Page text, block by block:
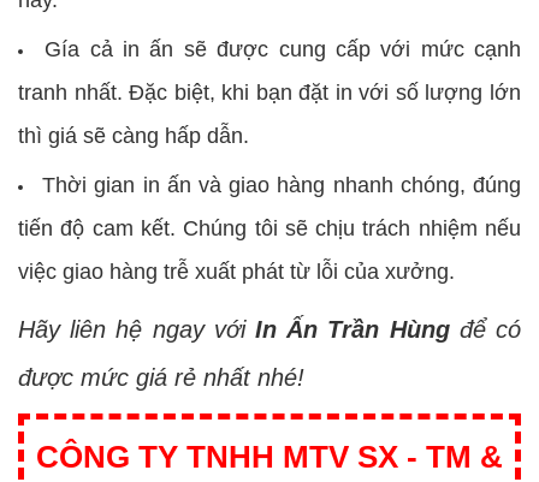
Gía cả in ấn sẽ được cung cấp với mức cạnh
tranh nhất. Đặc biệt, khi bạn đặt in với số lượng lớn
thì giá sẽ càng hấp dẫn.
Thời gian in ấn và giao hàng nhanh chóng, đúng
tiến độ cam kết. Chúng tôi sẽ chịu trách nhiệm nếu
việc giao hàng trễ xuất phát từ lỗi của xưởng.
Hãy liên hệ ngay với In Ấn Trần Hùngđể có
được mức giá rẻ nhất nhé!
CÔNG TY TNHH MTV SX - TM &